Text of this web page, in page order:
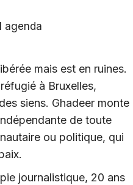
mais est en ruines.
à Bruxelles,
siens. Ghadeer monte
de toute
ou politique, qui
journalistique, 20 ans